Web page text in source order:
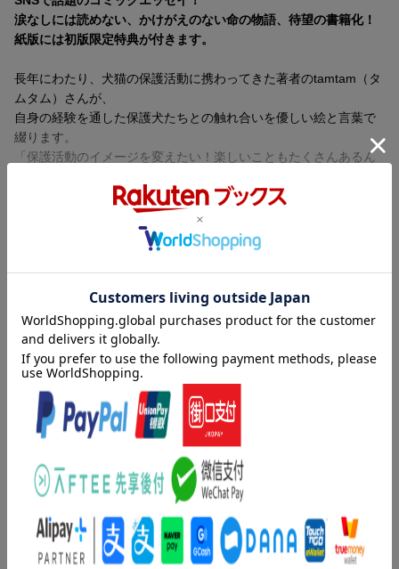
涙なしには読めない、かけがえのない命の物語、待望の書籍化！
紙版には初版限定特典が付きます。
長年にわたり、犬猫の保護活動に携わってきた著者のtamtam（タ
ムタム）さんが、
自身の経験を通した保護犬たちとの触れ合いを優しい絵と言葉で
綴ります。
「保護活動のイメージを変えたい！楽しいこともたくさんあるん
と語るように、個性あふれるホゴイヌとの心温まるストーリーが
尚、本書の売上の一部は、保護犬の支援活動などを行っている団
行き場を失ってしまった犬や猫を保健所から預かり、里親を探す
「一時預かりボランティア」を続けている著者・tamtam（タムタ
ム）さん。出会ったホゴイヌとのエピソードや、彼らと一緒に暮
らした10年以上にもおよぶ日々の体験を、やさしい絵と言葉で綴
ったコミックエッセイがSNSで話題を呼びました。
内容紹介（JPROより）
涙なしには読めない、かけがえのない命の物語、待望の書籍化！
紙版には初版限定特典が付きます。
長年にわたり、犬猫の保護活動に携わってきた著者のtamtam（タ
ムタム）さんが、
自身の経験を通した保護犬たちとの触れ合いを優しい絵と言葉で
綴ります。
「保護活動のイメージを変えたい！楽しいこともたくさんあるん
と語るように、個性あふれるホゴイヌとの心温まるストーリーが
満載！
尚、本書の売上の一部は、保護犬の支援活動などを行っている団
体に寄付されます。
ボス(可哀想な犬・犬が咬んできた)、シロ（シニア犬って愛おし
内容紹介（「BOOK」データベースより）